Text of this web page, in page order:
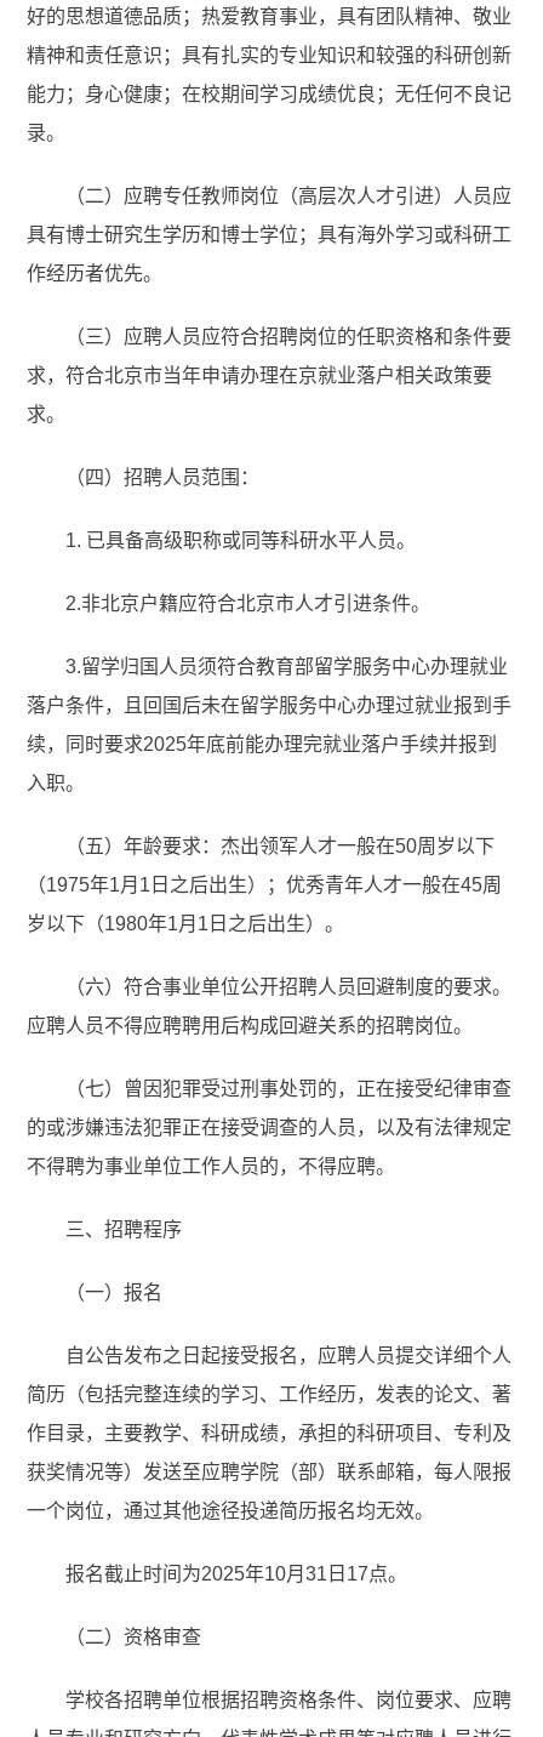
好的思想道德品质；热爱教育事业，具有团队精神、敬业
精神和责任意识；具有扎实的专业知识和较强的科研创新
能力；身心健康；在校期间学习成绩优良；无任何不良记
录。
（二）应聘专任教师岗位（高层次人才引进）人员应
具有博士研究生学历和博士学位；具有海外学习或科研工
作经历者优先。
（三）应聘人员应符合招聘岗位的任职资格和条件要
求，符合北京市当年申请办理在京就业落户相关政策要
求。
（四）招聘人员范围：
1. 已具备高级职称或同等科研水平人员。
2.非北京户籍应符合北京市人才引进条件。
3.留学归国人员须符合教育部留学服务中心办理就业
落户条件，且回国后未在留学服务中心办理过就业报到手
续，同时要求2025年底前能办理完就业落户手续并报到
入职。
（五）年龄要求：杰出领军人才一般在50周岁以下
（1975年1月1日之后出生）；优秀青年人才一般在45周
岁以下（1980年1月1日之后出生）。
（六）符合事业单位公开招聘人员回避制度的要求。
应聘人员不得应聘聘用后构成回避关系的招聘岗位。
（七）曾因犯罪受过刑事处罚的，正在接受纪律审查
的或涉嫌违法犯罪正在接受调查的人员，以及有法律规定
不得聘为事业单位工作人员的，不得应聘。
三、招聘程序
（一）报名
自公告发布之日起接受报名，应聘人员提交详细个人
简历（包括完整连续的学习、工作经历，发表的论文、著
作目录，主要教学、科研成绩，承担的科研项目、专利及
获奖情况等）发送至应聘学院（部）联系邮箱，每人限报
一个岗位，通过其他途径投递简历报名均无效。
报名截止时间为2025年10月31日17点。
（二）资格审查
学校各招聘单位根据招聘资格条件、岗位要求、应聘